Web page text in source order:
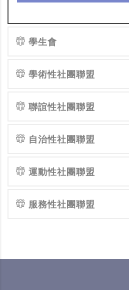
學生會
學術性社團聯盟
聯誼性社團聯盟
自治性社團聯盟
運動性社團聯盟
服務性社團聯盟